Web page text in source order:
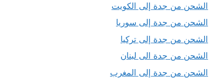
الشحن من جدة إلى الكويت
الشحن من جدة إلى سوريا
الشحن من جدة إلى تركيا
الشحن من جدة الى لبنان
الشحن من جدة إلى المغرب